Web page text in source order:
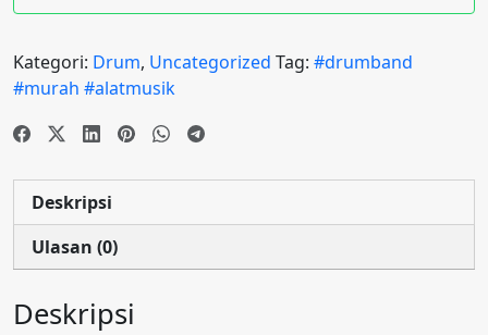
ongkir
)
Kategori: Drum, Uncategorized Tag: #drumband
#murah #alatmusik
Deskripsi
Ulasan (0)
Deskripsi